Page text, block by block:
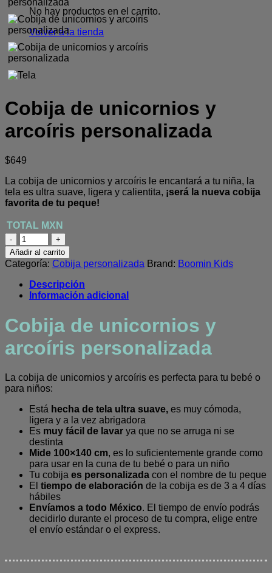
No hay productos en el carrito.
Volver a la tienda
Cobija de unicornios y
arcoíris personalizada
$649
La cobija de unicornios y arcoíris le encantará a tu niña, la
tela es ultra suave, ligera y calientita, ¡será la nueva cobija
favorita de tu peque!
Cobija
de
unicornios
y
arcoíris
personalizada
cantidad
Añadir al carrito
Categoría: Cobija personalizada Brand: Boomin Kids
Descripción
Información adicional
Cobija de unicornios y
arcoíris personalizada
La cobija de unicornios y arcoíris es perfecta para tu bebé o
para niños:
Está hecha de tela ultra suave, es muy cómoda,
ligera y a la vez abrigadora
Es muy fácil de lavar ya que no se arruga ni se
destinta
Mide 100×140 cm, es lo suficientemente grande como
para usar en la cuna de tu bebé o para un niño
Tu cobija es personalizada con el nombre de tu peque
El tiempo de elaboración de la cobija es de 3 a 4 días
hábiles
Envíamos a todo México. El tiempo de envío podrás
decidirlo durante el proceso de tu compra, elige entre
el envío estándar o el express.